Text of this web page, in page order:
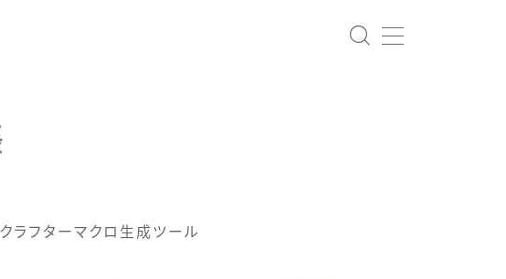
クラフターマクロ生成ツール